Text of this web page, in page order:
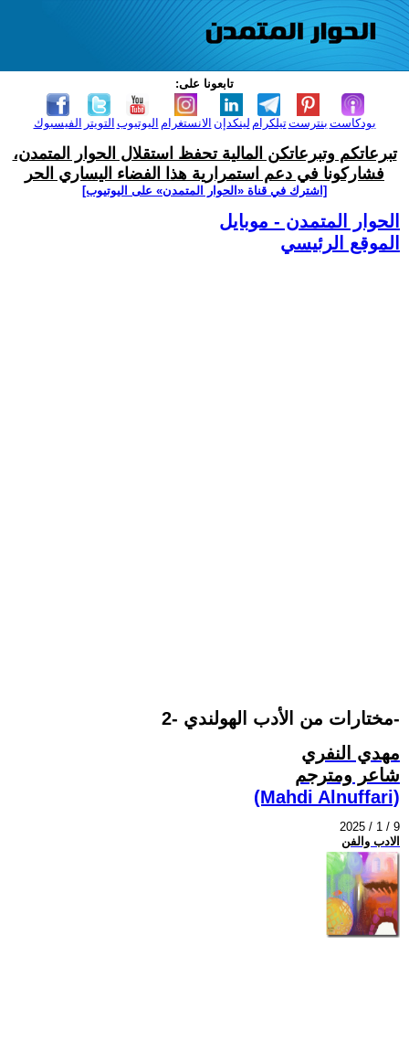
تابعونا على:
الفيسبوك التويتر اليوتيوب الانستغرام لينكدإن تيلكرامبنترست بودكاست
تبرعاتكم وتبرعاتكن المالية تحفظ استقلال الحوار المتمدن،
فشاركونا في دعم استمرارية هذا الفضاء اليساري الحر
[اشترك في قناة ‫«الحوار المتمدن» على اليوتيوب]
الحوار المتمدن - موبايل
الموقع الرئيسي
مختارات من الأدب الهولندي -2-
مهدي النفري
شاعر ومترجم
(Mahdi Alnuffari)
2025 / 1 / 9
الادب والفن